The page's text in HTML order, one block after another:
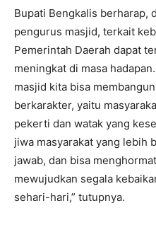
Bupati Bengkalis berharap,
pengurus masjid, terkait
Pemerintah Daerah dapat
meningkat di masa
masjid kita bisa
berkarakter, yaitu
pekerti dan watak yang
jiwa masyarakat yang lebih
jawab, dan bisa
mewujudkan segala
sehari-hari,” tutupnya.